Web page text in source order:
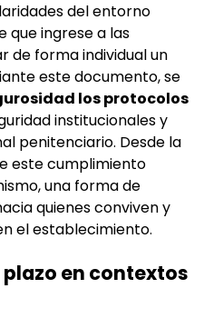
del entorno
que ingrese a las
de forma individual un
este documento, se
los protocolos
institucionales y
penitenciario. Desde la
este cumplimiento
una forma de
quienes conviven y
el establecimiento.
en contextos